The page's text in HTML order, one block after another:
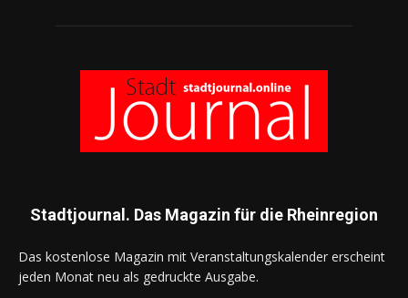
Stadtjournal. Das Magazin für die Rheinregion
Das kostenlose Magazin mit Veranstaltungskalender erscheint
jeden Monat neu als gedruckte Ausgabe.